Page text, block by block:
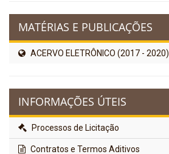
MATÉRIAS E PUBLICAÇÕES
ACERVO ELETRÔNICO (2017 - 2020)
INFORMAÇÕES ÚTEIS
Processos de Licitação
Contratos e Termos Aditivos